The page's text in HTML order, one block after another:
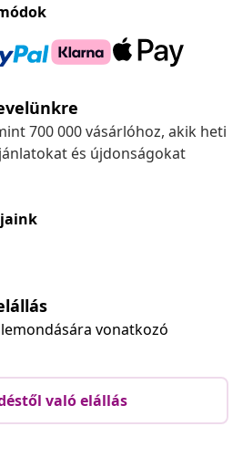
700 000 vásárlóhoz, akik heti
és újdonságokat
vonatkozó
való elállás